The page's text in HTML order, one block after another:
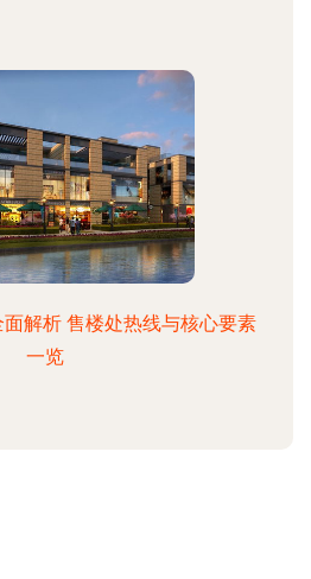
解析 售楼处热线与核心要素
一览